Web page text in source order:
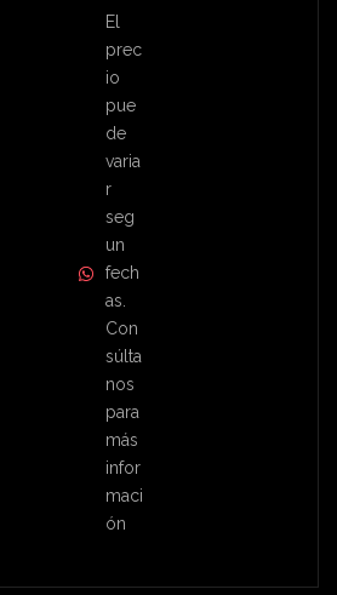
El
prec
io
pue
de
varia
r
seg
un
fech
as.
Con
súlta
nos
para
más
infor
maci
ón